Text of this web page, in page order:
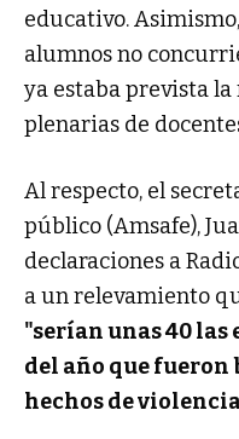
educativo.
alumnos no
ya estaba prevista
plenarias de
Al respecto, el
público (Amsafe),
declaraciones a
a un relevamiento
"serían unas 40 las
del año que
hechos de